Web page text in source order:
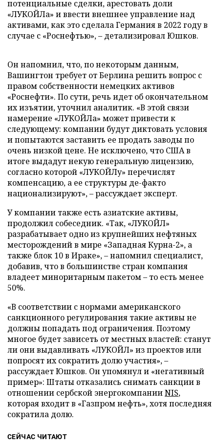
потенциальные сделки, арестовать доли
«ЛУКОЙЛа» и ввести внешнее управление над
активами, как это сделала Германия в 2022 году в
случае с «Роснефтью», – детализировал Юшков.
Он напомнил, что, по некоторым данным,
Вашингтон требует от Берлина решить вопрос с
правом собственности немецких активов
«Роснефти». По сути, речь идет об окончательном
их изъятии, уточнил аналитик. «В этой связи
намерение «ЛУКОЙЛа» может привести к
следующему: компании будут диктовать условия
и попытаются заставить ее продать заводы по
очень низкой цене. Не исключено, что США в
итоге выдадут некую генеральную лицензию,
согласно которой «ЛУКОЙЛу» перечислят
компенсацию, а ее структуры де-факто
национализируют», – рассуждает эксперт.
У компании также есть азиатские активы,
продолжил собеседник. «Так, «ЛУКОЙЛ»
разрабатывает одно из крупнейших нефтяных
месторождений в мире «Западная Курна-2», а
также блок 10 в Ираке», – напомнил специалист,
добавив, что в большинстве стран компания
владеет миноритарным пакетом – то есть менее
50%.
«В соответствии с нормами американского
санкционного регулирования такие активы не
должны попадать под ограничения. Поэтому
многое будет зависеть от местных властей: станут
ли они выдавливать «ЛУКОЙЛ» из проектов или
попросят их сократить долю участия», –
рассуждает Юшков. Он упомянул и «негативный
пример»: Штаты отказались снимать санкции в
отношении сербской энергокомпанииNIS,
которая входит в «Газпром нефть», хотя последняя
сократила долю.
СЕЙЧАС ЧИТАЮТ